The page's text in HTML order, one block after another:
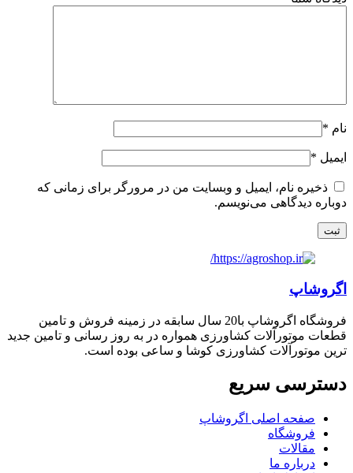
نام *
ایمیل *
ذخیره نام، ایمیل و وبسایت من در مرورگر برای زمانی که
دوباره دیدگاهی می‌نویسم.
اگروشاپ
فروشگاه اگروشاپ با20 سال سابقه در زمینه فروش و تامین
قطعات موتورآلات کشاورزی همواره در به روز رسانی و تامین جدید
ترین موتورآلات کشاورزی کوشا و ساعی بوده است.
دسترسی سریع
صفحه اصلی اگروشاپ
فروشگاه
مقالات
درباره ما